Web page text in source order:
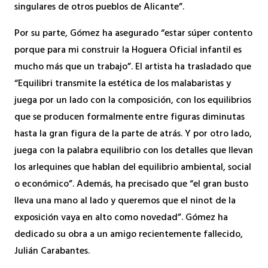
singulares de otros pueblos de Alicante”.
Por su parte, Gómez ha asegurado “estar súper contento
porque para mi construir la Hoguera Oficial infantil es
mucho más que un trabajo”. El artista ha trasladado que
“Equilibri transmite la estética de los malabaristas y
juega por un lado con la composición, con los equilibrios
que se producen formalmente entre figuras diminutas
hasta la gran figura de la parte de atrás. Y por otro lado,
juega con la palabra equilibrio con los detalles que llevan
los arlequines que hablan del equilibrio ambiental, social
o económico”. Además, ha precisado que “el gran busto
lleva una mano al lado y queremos que el ninot de la
exposición vaya en alto como novedad”. Gómez ha
dedicado su obra a un amigo recientemente fallecido,
Julián Carabantes.